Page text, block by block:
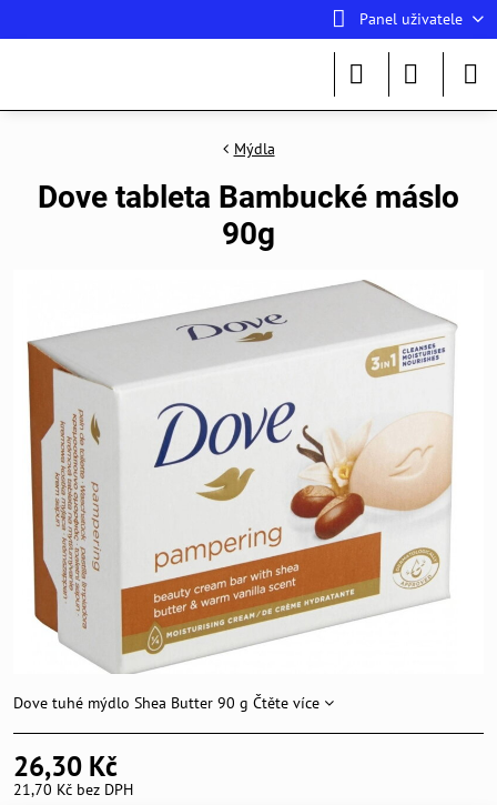
Panel uživatele
Mýdla
Dove tableta Bambucké máslo
90g
Dove tuhé mýdlo Shea Butter 90 g Čtěte více
26,30 Kč
21,70 Kč bez DPH